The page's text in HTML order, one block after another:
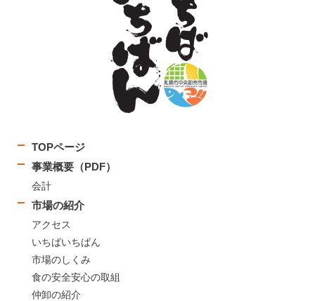
TOPページ
事業概要（PDF）
会計
市場の紹介
アクセス
いちばいちばん
市場のしくみ
食の安全安心の取組
仲卸の紹介